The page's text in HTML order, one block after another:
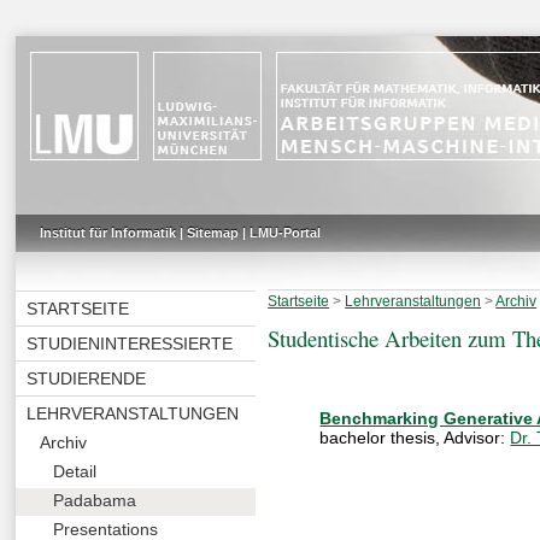
Institut für Informatik| Sitemap| LMU-Portal
STARTSEITE
STUDIENINTERESSIERTE
STUDIERENDE
LEHRVERANSTALTUNGEN
Archiv
Detail
Padabama
Presentations
Startseite > Lehrveranstaltungen >Archiv
Studentische Arbeiten zum
Benchmarking
bachelor thesis , Advisor: Dr.